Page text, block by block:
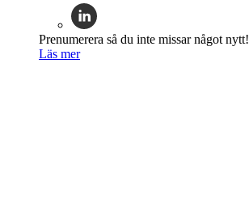
Prenumerera så du inte missar något nytt!
Läs mer